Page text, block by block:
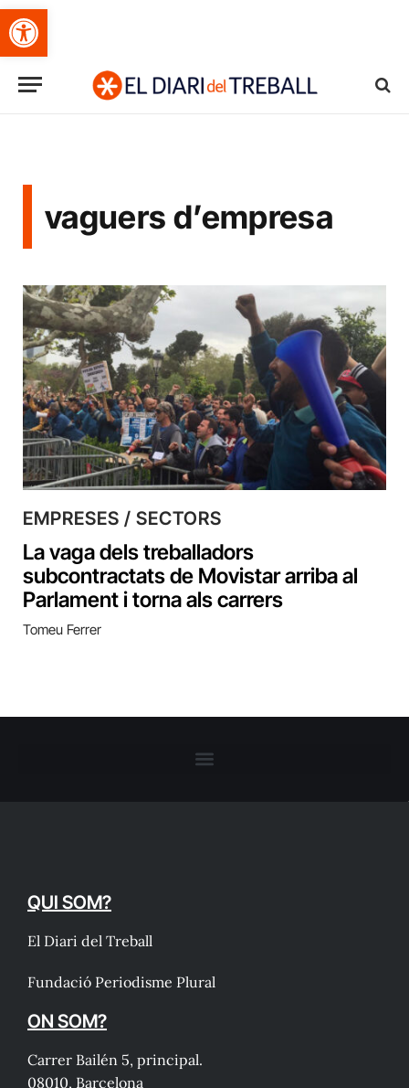
Obre la barra d'eines
vaguers d’empresa
EMPRESES / SECTORS
La vaga dels treballadors
subcontractats de Movistar arriba al
Parlament i torna als carrers
Tomeu Ferrer
QUI SOM?
El Diari del Treball
Fundació Periodisme Plural
ON SOM?
Carrer Bailén 5, principal.
08010, Barcelona